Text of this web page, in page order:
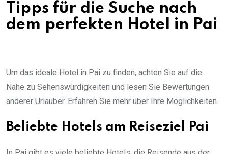
Tipps für die Suche nach
dem perfekten Hotel in Pai
Um das ideale Hotel in Pai zu finden, achten Sie auf die
Nähe zu Sehenswürdigkeiten und lesen Sie Bewertungen
anderer Urlauber. Erfahren Sie mehr über Ihre Möglichkeiten.
Beliebte Hotels am Reiseziel Pai